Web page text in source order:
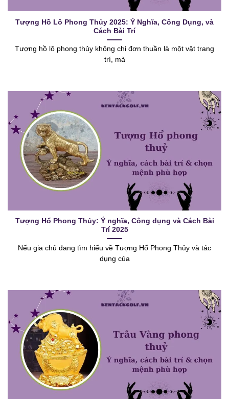
Tượng Hồ Lô Phong Thủy 2025: Ý Nghĩa, Công Dụng, và
Cách Bài Trí
Tượng hồ lô phong thủy không chỉ đơn thuần là một vật trang
trí, mà
Tượng Hổ Phong Thủy: Ý nghĩa, Công dụng và Cách Bài
Trí 2025
Nếu gia chủ đang tìm hiểu về Tượng Hổ Phong Thủy và tác
dụng của